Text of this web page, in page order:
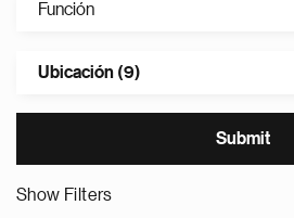
Función
Ubicación (9)
Show Filters